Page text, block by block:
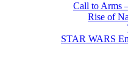
Call to Arms
Rise of
STAR WARS